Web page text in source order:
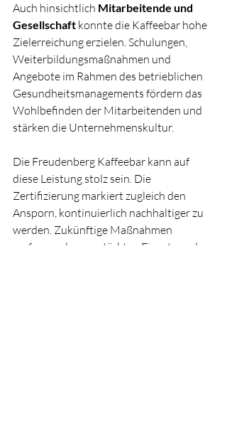
Auch hinsichtlich Mitarbeitende und
Gesellschaft konnte die Kaffeebar hohe
Zielerreichung erzielen. Schulungen,
Weiterbildungsmaßnahmen und
Angebote im Rahmen des betrieblichen
Gesundheitsmanagements fördern das
Wohlbefinden der Mitarbeitenden und
stärken die Unternehmenskultur.
Die Freudenberg Kaffeebar kann auf
diese Leistung stolz sein. Die
Zertifizierung markiert zugleich den
Ansporn, kontinuierlich nachhaltiger zu
werden. Zukünftige Maßnahmen
umfassen den verstärkten Einsatz und